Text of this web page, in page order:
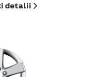
detalii